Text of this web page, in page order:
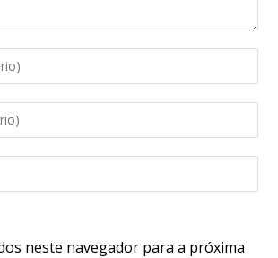
neste navegador para a próxima